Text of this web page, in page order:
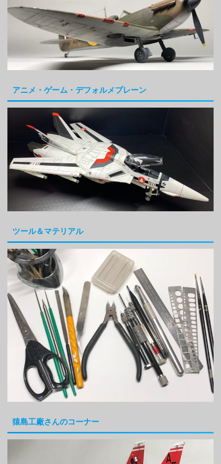
アニメ・ゲーム・デフォルメプレーン
ツール＆マテリアル
猿島工廠さんのコーナー